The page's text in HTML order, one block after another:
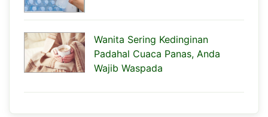
Wanita Sering Kedinginan
Padahal Cuaca Panas, Anda
Wajib Waspada